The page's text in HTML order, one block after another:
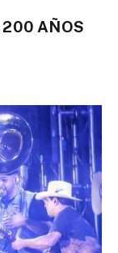
200 AÑOS